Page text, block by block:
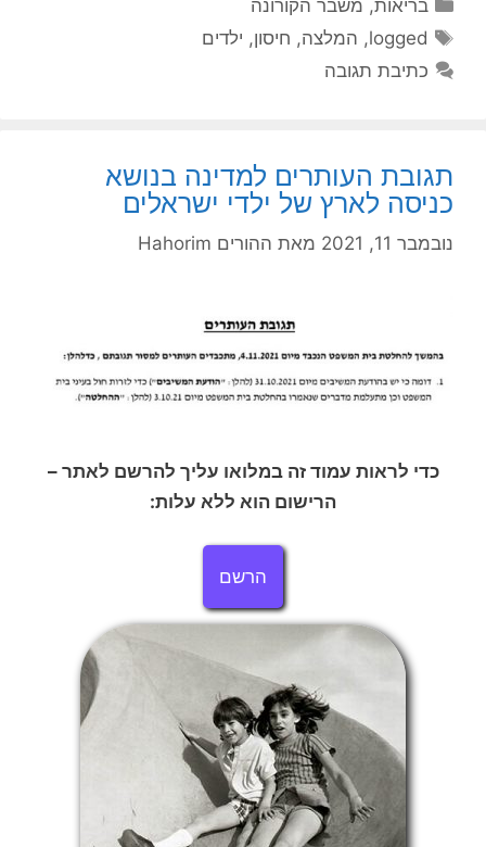
בריאות, משבר הקורונה
תגיות
logged
, המלצה, חיסון, ילדים
כתיבת תגובה
תגובת העותרים למדינה בנושא
כניסה לארץ של ילדי ישראלים
נובמבר 11, 2021 מאת ההורים Hahorim
כדי לראות עמוד זה במלואו עליך להרשם לאתר –
הרישום הוא ללא עלות:
הרשם